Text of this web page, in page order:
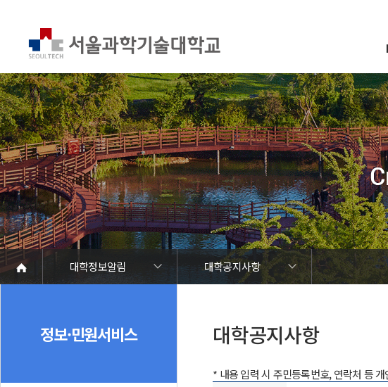
대학정보알림
대학정보알림
정보공개
정보서비스안내
온라인민원센터
청렴행정
갑질신고센터
유실물 센터
SEOULTECH광장
대학공지사항
대학공지사항
학사공지
장학공지
대학원공지
취업공지
대학입찰
채용정보
공모/외부행사
등록금심의위원회
코로나바이러스19 대응안내
재정위원회
정보·민원서비스 대학공지사항
* 내용 입력 시 주민등록번호, 연락처 등